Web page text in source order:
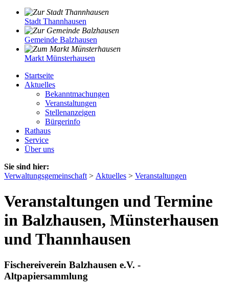
Stadt Thannhausen
Gemeinde Balzhausen
Markt Münsterhausen
Startseite
Aktuelles
Bekanntmachungen
Veranstaltungen
Stellenanzeigen
Bürgerinfo
Rathaus
Service
Über uns
Sie sind hier:
Verwaltungsgemeinschaft > Aktuelles > Veranstaltungen
Veranstaltungen und Termine
in Balzhausen, Münsterhausen
und Thannhausen
Fischereiverein Balzhausen e.V. -
Altpapiersammlung